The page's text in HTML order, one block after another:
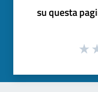
su questa